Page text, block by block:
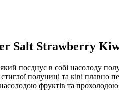
Salt Strawberry
поєднує в собі насолоду
полуниці та ківі плавно
фруктів та